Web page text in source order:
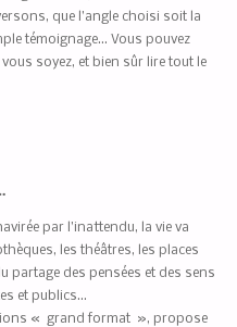
que l’angle choisi soit la
témoignage… Vous pouvez
soyez, et bien sûr lire tout le
par l’inattendu, la vie va
les théâtres, les places
partage des pensées et des sens
et publics…
« grand format », propose